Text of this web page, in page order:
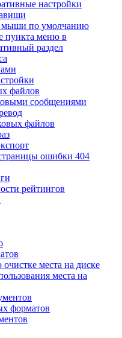
настройки
мыши по умолчанию
пункта меню в
раздел
файлов
сообщениями
файлов
ошибки 404
рейтингов
места на диске
места на
форматов